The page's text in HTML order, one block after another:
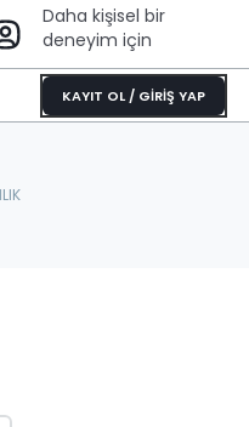
Daha kişisel bir
deneyim için
KAYIT OL / GİRİŞ YAP